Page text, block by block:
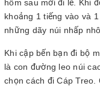
hôm sau mới đi lễ. Khi
khoảng 1 tiếng vào và
những dãy núi nhấp
Khi cập bến bạn đi bộ
là con đường leo núi
chọn cách đi Cáp Treo.